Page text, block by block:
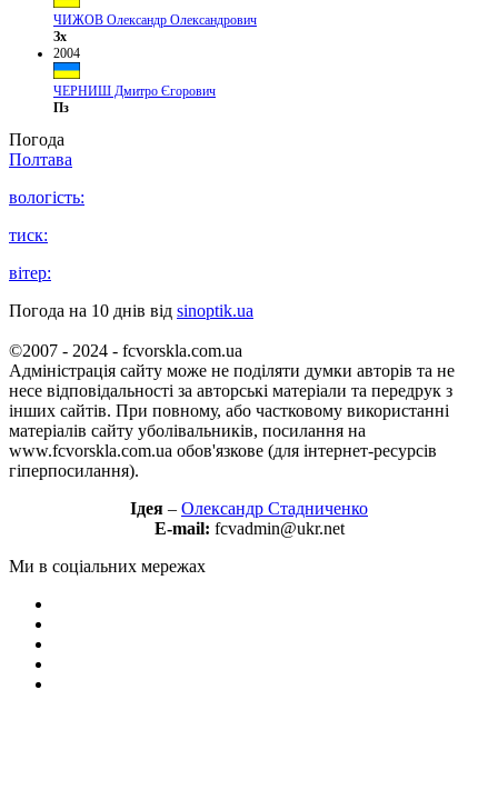
ЧИЖОВ Олександр Олександрович
Зх
2004
ЧЕРНИШ Дмитро Єгорович
Пз
Погода
Полтава
вологість:
тиск:
вітер:
Погода на 10 днів від sinoptik.ua
©2007 - 2024 - fcvorskla.com.ua
Адміністрація сайту може не поділяти думки авторів та не
несе відповідальності за авторські матеріали та передрук з
інших сайтів. При повному, або частковому використанні
матеріалів сайту уболівальників, посилання на
www.fcvorskla.com.ua обов'язкове (для інтернет-ресурсів
гіперпосилання).
Ідея – Олександр Стадниченко
E-mail: fcvadmin@ukr.net
Ми в соціальних мережах